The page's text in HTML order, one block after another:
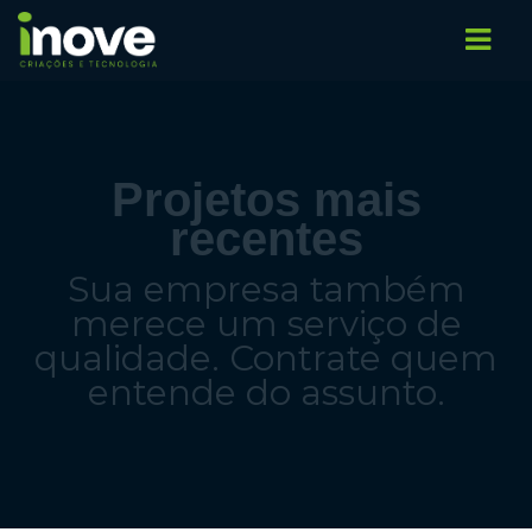
Projetos mais
recentes
Sua empresa também
merece um serviço de
qualidade. Contrate quem
entende do assunto.